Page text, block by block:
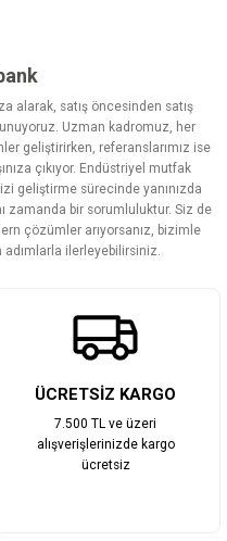
alarak, satış öncesinden satış
Uzman kadromuz, her
geliştirirken, referanslarımız ise
çıkıyor. Endüstriyel mutfak
geliştirme sürecinde yanınızda
zamanda bir sorumluluktur. Siz de
çözümler arıyorsanız, bizimle
ilerleyebilirsiniz.
ÜCRETSİZ KARGO
7.500 TL ve üzeri
alışverişlerinizde kargo
ücretsiz